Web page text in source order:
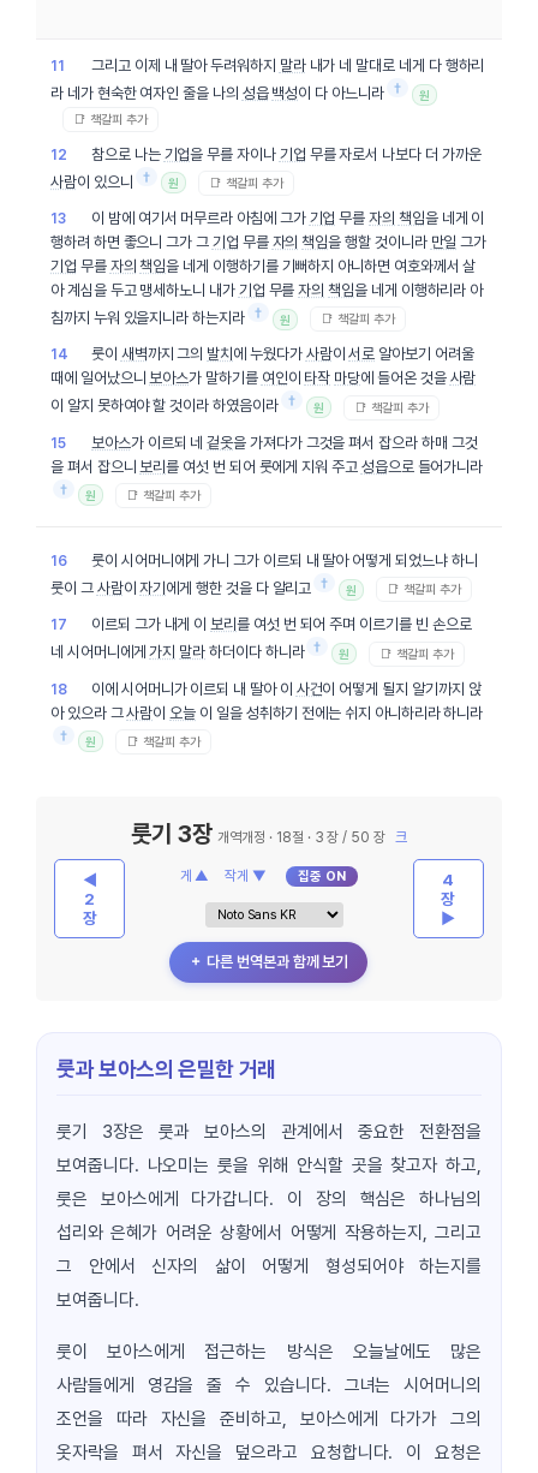
11 그리고 이제 내 딸아 두려워하지 말라내가 네 말대로 네게 다 행하리
라 네가 현숙한 여자인 줄을 나의 성읍 백성이 다 아느니라 † 원
📑 책갈피 추가
12 참으로 나는 기업을 무를 자이나 기업 무를 자로서 나보다 더 가까운
사람이 있으니 † 원 📑 책갈피 추가
13 이 밤에 여기서 머무르라 아침에 그가 기업 무를자의 책임을 네게 이
행하려 하면 좋으니 그가 그 기업 무를 자의 책임을 행할 것이니라 만일 그가
기업 무를 자의 책임을 네게 이행하기를 기뻐하지 아니하면 여호와께서 살
아 계심을 두고 맹세하노니 내가 기업 무를자의 책임을 네게 이행하리라 아
침까지 누워 있을지니라 하는지라 † 원 📑 책갈피 추가
14 룻이 새벽까지 그의 발치 에 누웠다가 사람이서로 알아보기 어려울
때에 일어났으니보아스가 말하기를 여인이 타작 마당에 들어온 것을 사람
이 알지 못하여야 할 것이라 하였음이라 † 원 📑 책갈피 추가
15 보아스가 이르되 네겉옷을 가져다가 그것을 펴서 잡으라 하매 그것
을 펴서 잡으니 보리를 여섯 번 되어 룻에게 지워 주고 성읍으로 들어가니라
†
원 📑 책갈피 추가
16
룻이 시어머니에게 가니 그가 이르되 내 딸아 어떻게 되었느냐 하니
룻이 그 사람이자기 에게 행한 것을 다 알리고 † 원 📑 책갈피 추가
17 이르되 그가 내게 이보리를 여섯 번 되어 주며 이르기를 빈 손으로
네 시어머니에게가지 말라 하더이다 하니라 † 원 📑 책갈피 추가
18 이에 시어머니가 이르되 내 딸아 이 사건이 어떻게 될지 알기까지 앉
아 있으라 그사람이 오늘 이 일을 성취하기 전에는 쉬지 아니하리라 하니라
†
원 📑 책갈피 추가
◀
2
장
룻기 3장개역개정 · 18절 · 3 장 / 50 장 크
게 ▲ 작게 ▼ 집중 ON
＋ 다른 번역본과 함께 보기
4
장
▶
룻과 보아스의 은밀한 거래
룻기 3장은 룻과 보아스의 관계에서 중요한 전환점을
보여줍니다. 나오미는 룻을 위해 안식할 곳을 찾고자 하고,
룻은 보아스에게 다가갑니다. 이 장의 핵심은 하나님의
섭리와 은혜가 어려운 상황에서 어떻게 작용하는지, 그리고
그 안에서 신자의 삶이 어떻게 형성되어야 하는지를
보여줍니다.
룻이 보아스에게 접근하는 방식은 오늘날에도 많은
사람들에게 영감을 줄 수 있습니다. 그녀는 시어머니의
조언을 따라 자신을 준비하고, 보아스에게 다가가 그의
옷자락을 펴서 자신을 덮으라고 요청합니다. 이 요청은